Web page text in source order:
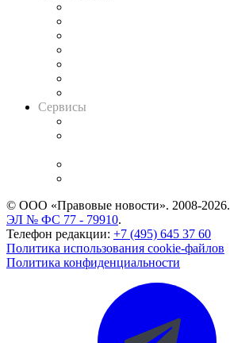
Сервисы
© ООО «Правовые новости». 2008-2026.
ЭЛ № ФС 77 - 79910.
Телефон редакции: +7 (495) 645 37 60
Политика использования cookie-файлов
Политика конфиденциальности